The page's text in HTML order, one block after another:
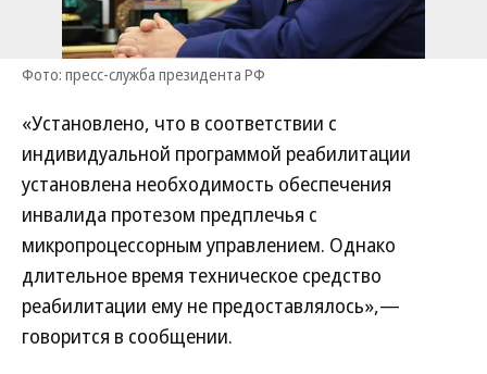
Фото: пресс-служба президента РФ
«Установлено, что в соответствии с
индивидуальной программой реабилитации
установлена необходимость обеспечения
инвалида протезом предплечья с
микропроцессорным управлением. Однако
длительное время техническое средство
реабилитации ему не предоставлялось»,—
говорится в сообщении.